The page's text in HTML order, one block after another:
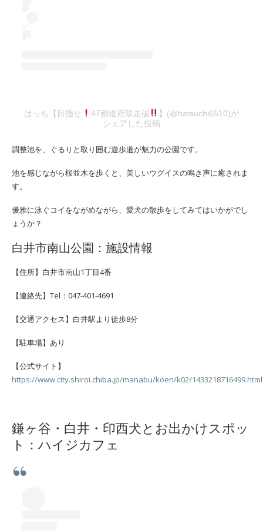
はっち【目指せ 47都道府県走破
】(@hatsuchi6510)が
シェアした投稿
調整池を、ぐるりと取り囲む遊歩道が魅力の公園です。
池を感じながら桜並木を歩くと、美しいウグイスの鳴き声に癒されま
す。
優雅に泳ぐコイをながめながら、愛犬の散歩をしてみてはいかがでし
ょうか？
白井市南山公園：施設情報
【住所】白井市南山1丁目4番
【連絡先】Tel：047-401-4691
【交通アクセス】白井駅より徒歩8分
【駐車場】あり
【公式サイト】
https://www.city.shiroi.chiba.jp/manabu/koen/k02/1433218716499.html
鎌ヶ谷・白井・印西犬とお出かけスポッ
ト：ハイジカフェ